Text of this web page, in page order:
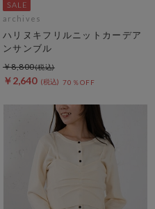
archives
ハリヌキフリルニットカーデア
ンサンブル
￥2,640 70％OFF
￥8,800